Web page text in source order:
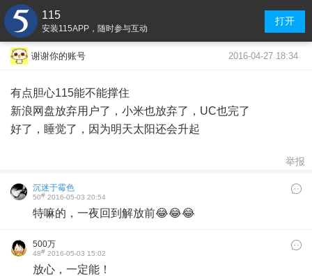
115
安装115APP，随时参与互动
打开
谢谢你的账号 2016-04-27 18:34
有点胆心115能不能撑住
新浪网盘放弃用户了，小米也放弃了，UC也完了
好了，睡觉了，因为明天太阳还会升起
举报
沉迷于霉色
50# 2016-05-03 20:54
特嘛的，一夜回到解放前😂😂😂
500万
48# 2016-05-03 15:02
放心，一定能！